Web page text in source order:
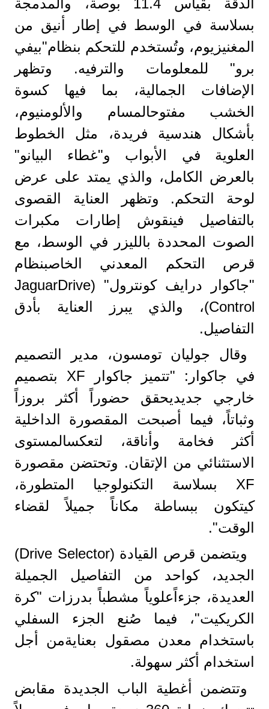
الدقة بقياس 11.4 بوصة، والمدمجة
بسلاسة في الوسط في إطار أنيق من
المغنيزيوم، وتُستخدم للتحكم بنظام"بيفي
برو" للمعلومات والترفيه. وتظهر
الإضافات الجمالية، بما فيها كسوة
الخشب مفتوحالمسام والألومنيوم،
بأشكال هندسية فريدة، مثل الخطوط
العلوية في الأبواب و"غطاء البيانو"
بالعرض الكامل، والذي يمتد على عرض
لوحة التحكم. وتظهر العناية القصوى
بالتفاصيل فينقوش إطارات مكبرات
الصوت المحددة بالليزر في الوسط، مع
قرص التحكم المعدني الخاصبنظام
"جاكوار درايف كونترول" (JaguarDrive
Control)، والذي يبرز العناية بأدق
التفاصيل.
وقال جوليان تومسون، مدير التصميم
في جاكوار: "تتميز جاكوار XF بتصميم
خارجي جديديحقق حضوراً أكثر بروزاً
وثباتاً، فيما أصبحت المقصورة الداخلية
أكثر فخامة وأناقة، لتعكسالمستوى
الاستثنائي من الإتقان. وتحتضن مقصورة
XF بسلاسة التكنولوجيا المتطورة،
كيتكون ببساطة مكاناً جميلاً لقضاء
الوقت".
ويتضمن قرص القيادة (Drive Selector)
الجديد، كواحد من التفاصيل الجميلة
العديدة، جزءاًعلوياً مشطباً بدرزات "كرة
الكريكيت"، فيما صُنع الجزء السفلي
باستخدام معدن مصقول بعنايةمن أجل
استخدام أكثر سهولة.
وتتضمن أغطية الباب الجديدة مقابض